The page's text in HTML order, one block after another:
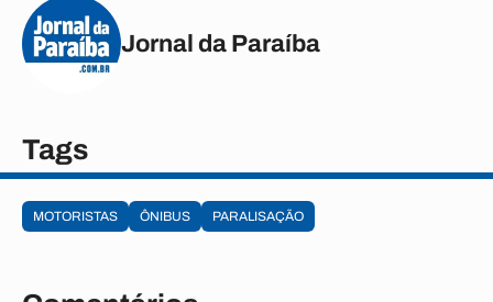
Jornal da Paraíba
Tags
MOTORISTAS ÔNIBUS PARALISAÇÃO